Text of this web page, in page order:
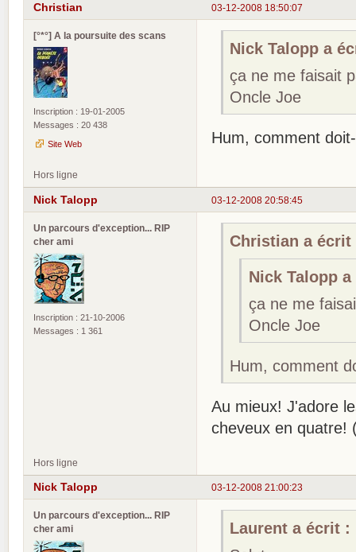
03-12-2008 18:50:07
Christian
[°*°] A la poursuite des scans
Inscription : 19-01-2005
Messages : 20 438
Site Web
Nick Talopp a
ça ne me faisait
Oncle Joe
Hum, comment
Hors ligne
03-12-2008 20:58:45
Nick Talopp
Un parcours d'exception... RIP
cher ami
Inscription : 21-10-2006
Messages : 1 361
Christian a écrit
Nick Talopp
ça ne me
Oncle Joe
Hum, comment
Au mieux! J'adore
cheveux en quatre!
Hors ligne
03-12-2008 21:00:23
Nick Talopp
Un parcours d'exception... RIP
cher ami
Laurent a écrit :